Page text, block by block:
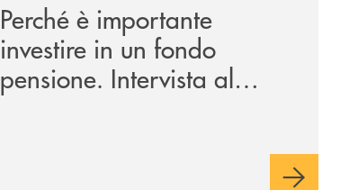
Perché è importante
investire in un fondo
pensione. Intervista al